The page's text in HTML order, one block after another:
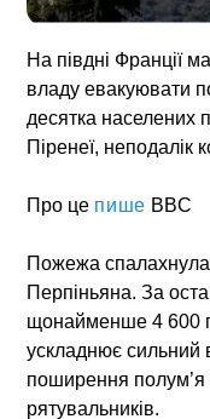
На півдні Франції
владу евакуювати
десятка населених
Піренеї, неподалік
Про це пише BBC
Пожежа
Перпіньяна. За
щонайменше 4 600
ускладнює сильний
поширення полум’я
рятувальників.